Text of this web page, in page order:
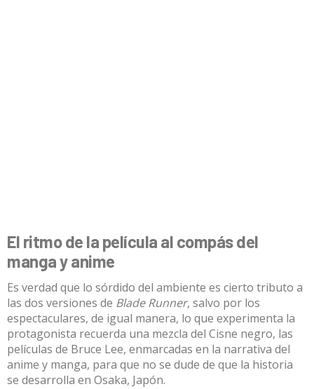
El ritmo de la película al compás del
manga y anime
Es verdad que lo sórdido del ambiente es cierto tributo a
las dos versiones de Blade Runner, salvo por los
espectaculares, de igual manera, lo que experimenta la
protagonista recuerda una mezcla del Cisne negro, las
películas de Bruce Lee, enmarcadas en la narrativa del
anime y manga, para que no se dude de que la historia
se desarrolla en Osaka, Japón.